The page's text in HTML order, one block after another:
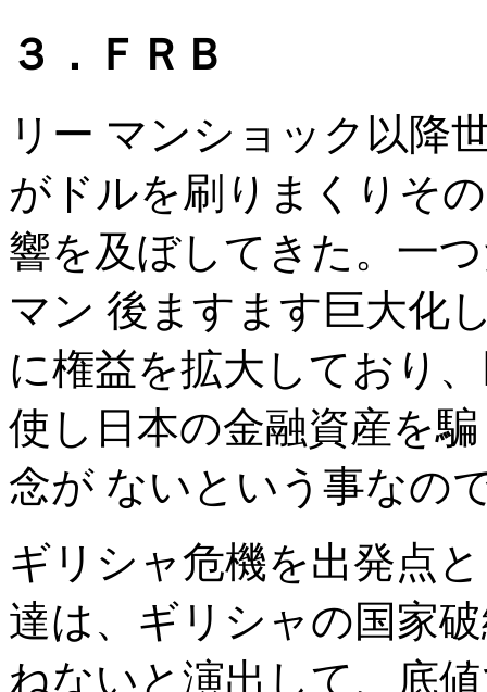
３．ＦＲＢ
リー マンショック以降
がドルを刷りまくりそ
響を及ぼしてきた。一
マン 後ますます巨大化
に権益を拡大しており
使し日本の金融資産を
念が ないという事なの
ギリシャ危機を出発点
達は、ギリシャの国家
ねないと演出して、底